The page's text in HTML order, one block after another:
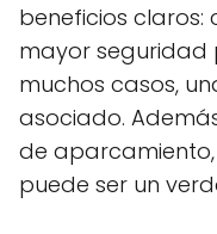
beneficios
mayor seguridad
muchos casos,
asociado.
de
puede ser un